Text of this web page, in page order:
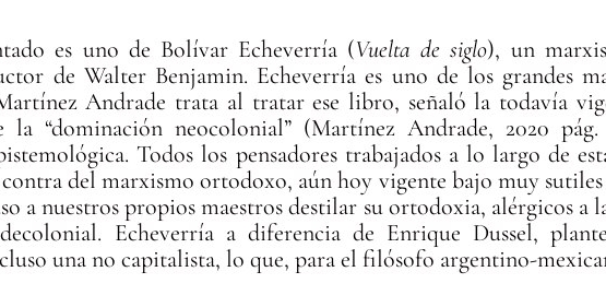
es uno de Bolívar Echeverría (Vuelta de siglo), un
de Walter Benjamin. Echeverría es uno de los grandes
Andrade trata al tratar ese libro, señaló la todavía
la “dominación neocolonial” (Martínez Andrade, 2020
Todos los pensadores trabajados a lo largo de
contra del marxismo ortodoxo, aún hoy vigente bajo muy
a nuestros propios maestros destilar su ortodoxia, alérgicos a
Echeverría a diferencia de Enrique Dussel,
una no capitalista, lo que, para el filósofo argentino-